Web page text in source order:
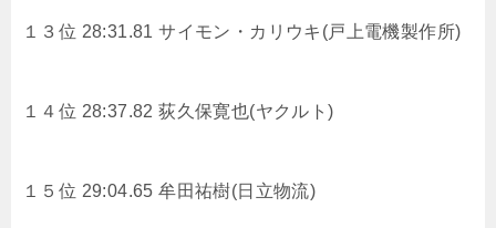
１３位 28:31.81 サイモン・カリウキ(戸上電機製作所)
１４位 28:37.82荻久保寛也(ヤクルト)
１５位 29:04.65牟田祐樹(日立物流)